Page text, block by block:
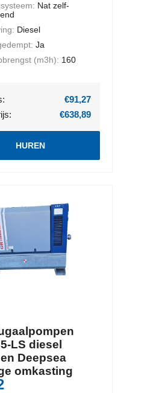
is gemonteerd op
met een volledige
Geluid gedempt.
Nat zelf-
Diesel
Ja
(m3h): 160
€91,27
€638,89
HUREN
LS diesel
Deepsea
omkasting